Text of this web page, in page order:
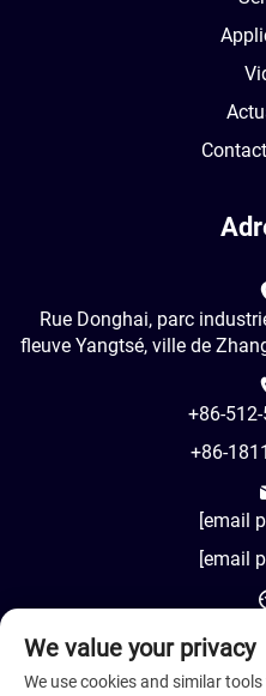
Rue Donghai, parc
fleuve Yangtsé, ville de
+86-
+86-
[email
[email
We value your privacy
We use cookies and similar